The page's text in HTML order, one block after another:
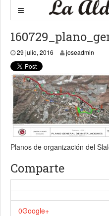
29 julio, 2016 29 julio, 2016
joseadmin
Planos de organización del
Comparte
0Google+